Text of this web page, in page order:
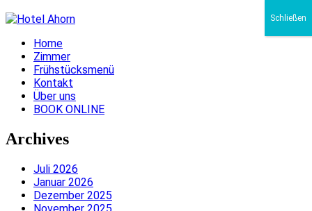
Home
Zimmer
Frühstücksmenü
Kontakt
Über uns
BOOK ONLINE
Archives
Juli 2026
Januar 2026
Dezember 2025
Schließen